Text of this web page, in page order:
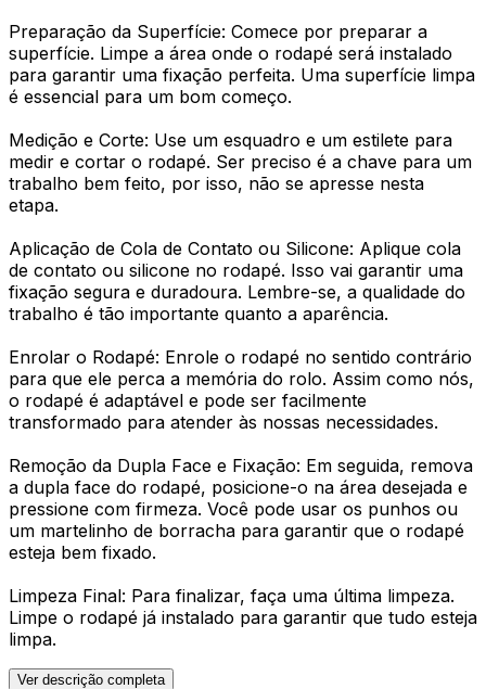
Preparação da Superfície: Comece por preparar a
superfície. Limpe a área onde o rodapé será instalado
para garantir uma fixação perfeita. Uma superfície limpa
é essencial para um bom começo.
Medição e Corte: Use um esquadro e um estilete para
medir e cortar o rodapé. Ser preciso é a chave para um
trabalho bem feito, por isso, não se apresse nesta
etapa.
Aplicação de Cola de Contato ou Silicone: Aplique cola
de contato ou silicone no rodapé. Isso vai garantir uma
fixação segura e duradoura. Lembre-se, a qualidade do
trabalho é tão importante quanto a aparência.
Enrolar o Rodapé: Enrole o rodapé no sentido contrário
para que ele perca a memória do rolo. Assim como nós,
o rodapé é adaptável e pode ser facilmente
transformado para atender às nossas necessidades.
Remoção da Dupla Face e Fixação: Em seguida, remova
a dupla face do rodapé, posicione-o na área desejada e
pressione com firmeza. Você pode usar os punhos ou
um martelinho de borracha para garantir que o rodapé
esteja bem fixado.
Limpeza Final: Para finalizar, faça uma última limpeza.
Limpe o rodapé já instalado para garantir que tudo esteja
limpa.
Ver descrição completa